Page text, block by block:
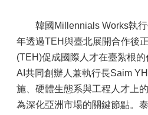
韓國Millennials Works執行
年透過TEH與臺北展開合作後
(TEH)促成國際人才在臺紮根
AI共同創辦人兼執行長Saim
施、硬體生態系與工程人才上
為深化亞洲市場的關鍵節點。